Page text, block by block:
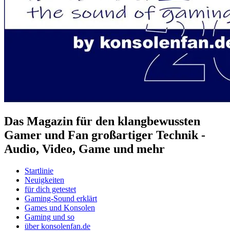
Das Magazin für den klangbewussten
Gamer und Fan großartiger Technik -
Audio, Video, Game und mehr
Startlinie
Neuigkeiten
für dich getestet
Gaming-Sound erklärt
Games und Konsolen
Gaming und so
über konsolenfan.de